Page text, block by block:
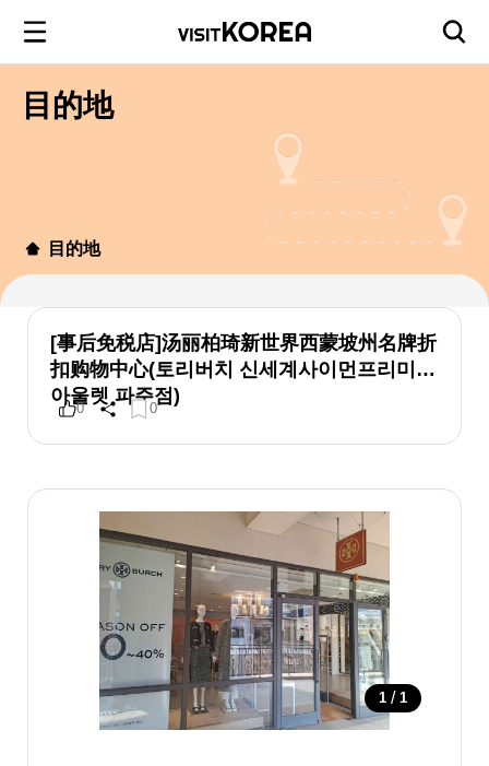
目的地
目的地
[事后免税店]汤丽柏琦新世界西蒙坡州名牌折
扣购物中心(토리버치 신세계사이먼프리미엄
아울렛 파주점)
0 0
1 / 1